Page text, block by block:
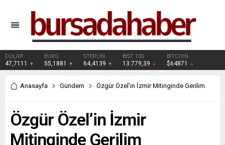
DOLAR
47,7111
EURO
55,1881
STERLİN
64,4139
BIST 100
13.779,39
BITCOIN
$64871
Anasayfa Gündem Özgür Özel’in İzmir Mitinginde Gerilim
Özgür Özel’in İzmir
Mitinginde Gerilim